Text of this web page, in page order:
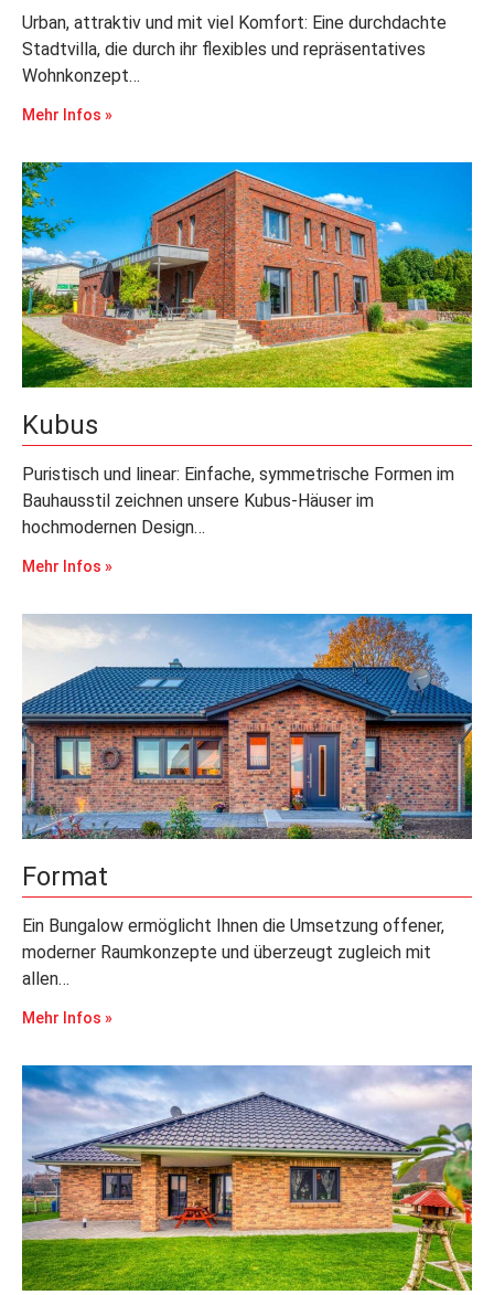
Urban, attraktiv und mit viel Komfort: Eine durchdachte
Stadtvilla, die durch ihr flexibles und repräsentatives
Wohnkonzept…
Mehr Infos »
Kubus
Puristisch und linear: Einfache, symmetrische Formen im
Bauhausstil zeichnen unsere Kubus-Häuser im
hochmodernen Design…
Mehr Infos »
Format
Ein Bungalow ermöglicht Ihnen die Umsetzung offener,
moderner Raumkonzepte und überzeugt zugleich mit
allen…
Mehr Infos »